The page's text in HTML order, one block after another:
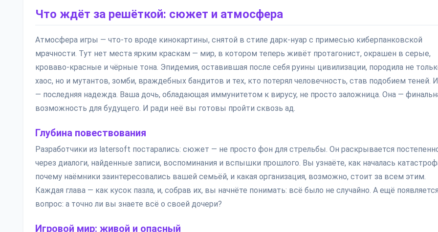
Что ждёт за решёткой: сюжет и атмосфера
Атмосфера игры — что-то вроде кинокартины, снятой в стиле дарк-нуар с примесью киберпанковской
мрачности. Тут нет места ярким краскам — мир, в котором теперь живёт протагонист, окрашен в серые,
кроваво-красные и чёрные тона. Эпидемия, оставившая после себя руины цивилизации, породила не
хаос, но и мутантов, зомби, враждебных бандитов и тех, кто потерял человечность, став подобием теней.
— последняя надежда. Ваша дочь, обладающая иммунитетом к вирусу, не просто заложница. Она —
возможность для будущего. И ради неё вы готовы пройти сквозь ад.
Глубина повествования
Разработчики из latersoft постарались: сюжет — не просто фон для стрельбы. Он раскрывается
через диалоги, найденные записи, воспоминания и вспышки прошлого. Вы узнаёте, как началась
почему наёмники заинтересовались вашей семьёй, и какая организация, возможно, стоит за всем этим.
Каждая глава — как кусок пазла, и, собрав их, вы начнёте понимать: всё было не случайно. А ещё появляется
вопрос: а точно ли вы знаете всё о своей дочери?
Игровой мир: живой и опасный